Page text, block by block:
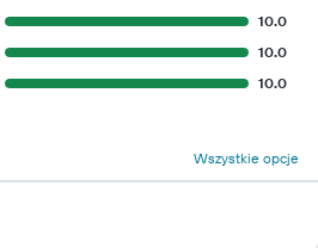
10.0
10.0
10.0
Wszystkie opcje